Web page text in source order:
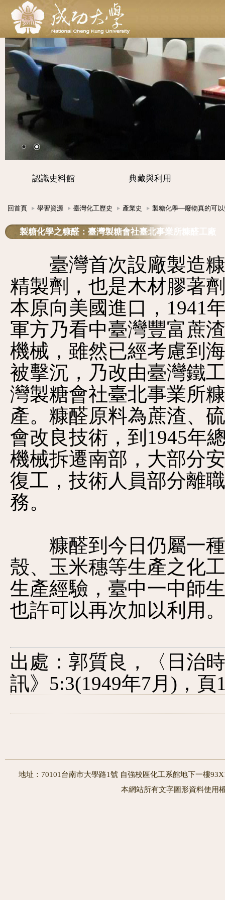
認識史料館 典藏與利用
回首頁 學習資源 臺灣化工歷史 產業史 製糖化學—廢物真的可以
製糖化學之糠醛：臺灣製糖會社臺北事業所糠醛工廠
臺灣首次設廠製造糠
精製劑，也是木材膠著
本原向美國進口，1941
軍方乃看中臺灣豐富蔗
機械，雖然已經考慮到
被擊沉，乃改由臺灣鐵
灣製糖會社臺北事業所
產。糠醛原料為蔗渣、
會改良技術，到1945年
機械拆遷南部，大部分
復工，技術人員部分離
務。
糠醛到今日仍屬一種
殼、玉米穗等生產之化
生產經驗，臺中一中師
也許可以再次加以利用。
出處：郭質良，〈日治
訊》5:3(1949年7月)，頁
地址：70101台南市大學路1號 自強校區化工系館地下一樓
本網站所有文字圖形資料使用